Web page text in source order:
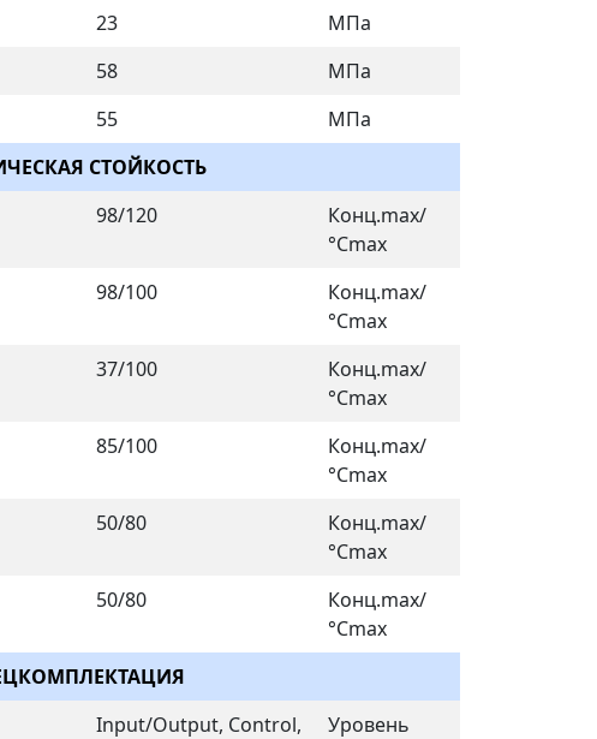
23
МПа
58
МПа
55
МПа
СТОЙКОСТЬ
98/120
Конц.max/
°Cmax
98/100
Конц.max/
°Cmax
37/100
Конц.max/
°Cmax
85/100
Конц.max/
°Cmax
50/80
Конц.max/
°Cmax
50/80
Конц.max/
°Cmax
Input/Output, Control,
Уровень